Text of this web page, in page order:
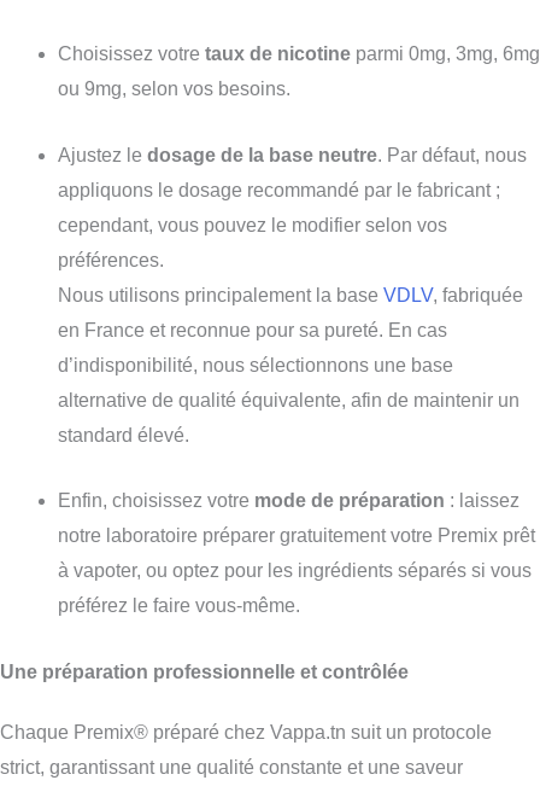
Choisissez votre taux de nicotine parmi 0mg, 3mg, 6mg
ou 9mg, selon vos besoins.
Ajustez le dosage de la base neutre. Par défaut, nous
appliquons le dosage recommandé par le fabricant ;
cependant, vous pouvez le modifier selon vos
préférences.
Nous utilisons principalement la base VDLV, fabriquée
en France et reconnue pour sa pureté. En cas
d’indisponibilité, nous sélectionnons une base
alternative de qualité équivalente, afin de maintenir un
standard élevé.
Enfin, choisissez votre mode de préparation : laissez
notre laboratoire préparer gratuitement votre Premix prêt
à vapoter, ou optez pour les ingrédients séparés si vous
préférez le faire vous-même.
Une préparation professionnelle et contrôlée
Chaque Premix® préparé chez Vappa.tn suit un protocole
strict, garantissant une qualité constante et une saveur